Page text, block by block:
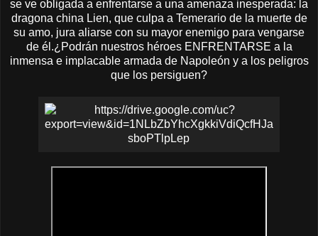
se ve obligada a enfrentarse a una amenaza inesperada: la
dragona china Lien, que culpa a Temerario de la muerte de
su amo, jura aliarse con su mayor enemigo para vengarse
de él.¿Podrán nuestros héroes ENFRENTARSE a la
inmensa e implacable armada de Napoleón y a los peligros
que los persiguen?